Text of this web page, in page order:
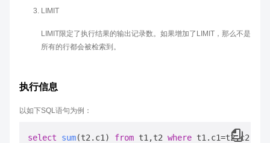
LIMIT
LIMIT限定了执行结果的输出记录数。如果增加了LIMIT，那么不是
所有的行都会被检索到。
执行信息
以如下SQL语句为例：
select sum(t2.c1 ) from t1,t2 where t1.c1=t2.c2